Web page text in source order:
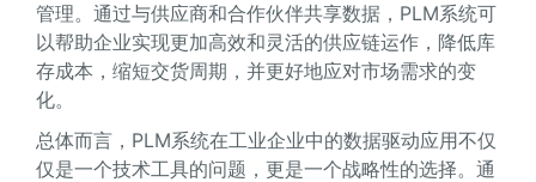
管理。通过与供应商和合作伙伴共享数据，PLM系统可
以帮助企业实现更加高效和灵活的供应链运作，降低库
存成本，缩短交货周期，并更好地应对市场需求的变
化。
总体而言，PLM系统在工业企业中的数据驱动应用不仅
仅是一个技术工具的问题，更是一个战略性的选择。通